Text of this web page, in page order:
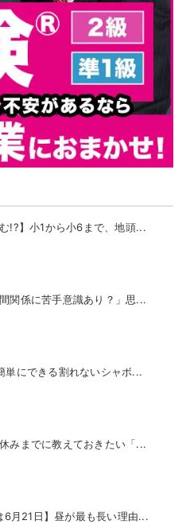
!?】小1から小6まで、地頭...
関係に苦手意識あり？」思...
単にできる割れないシャボ...
みまでに教えておきたい「...
6月21日】昼が最も長い理由...